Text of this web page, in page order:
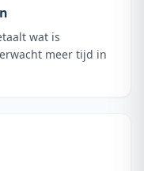
wat is
meer tijd in